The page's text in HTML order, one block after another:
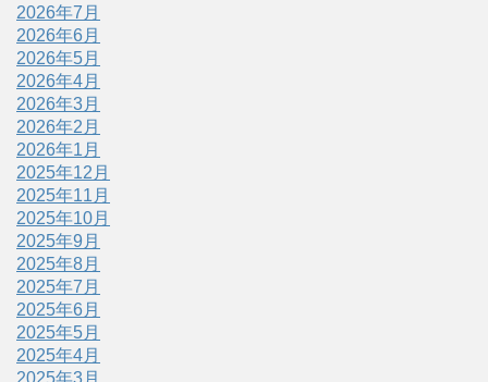
2026年7月
2026年6月
2026年5月
2026年4月
2026年3月
2026年2月
2026年1月
2025年12月
2025年11月
2025年10月
2025年9月
2025年8月
2025年7月
2025年6月
2025年5月
2025年4月
2025年3月